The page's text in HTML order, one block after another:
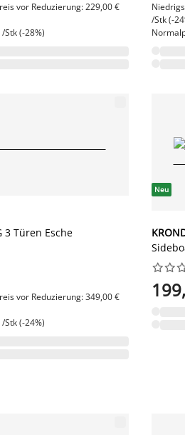
vor Reduzierung: 229,00 €
Stk (-28%)
/Stk (-
3 Türen Esche
vor Reduzierung: 349,00 €
Stk (-24%)
Neu


